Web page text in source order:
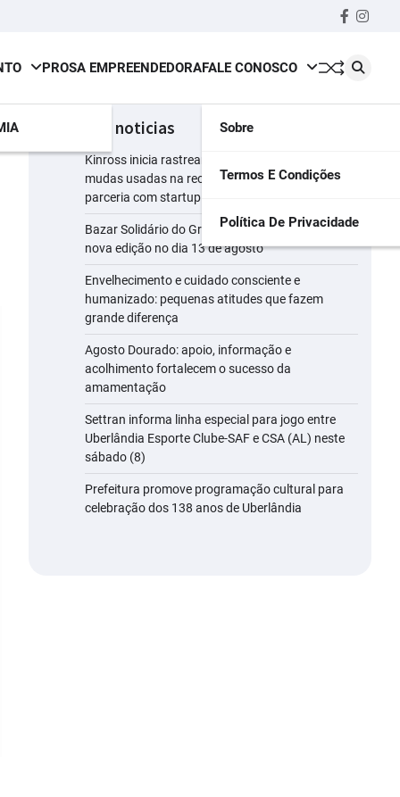
PROSA EMPREENDEDORAFALE CONOSCO
Sobre
Termos E Condições
Política De Privacidade
últimas noticias
Kinross inicia rastreamento digital de 10 mil
mudas usadas na recuperação ambiental, em
parceria com startup da Amazônia
Bazar Solidário do Grupo Luta Pela Vida tem
nova edição no dia 13 de agosto
Envelhecimento e cuidado consciente e
humanizado: pequenas atitudes que fazem
grande diferença
Agosto Dourado: apoio, informação e
acolhimento fortalecem o sucesso da
amamentação
Settran informa linha especial para jogo entre
Uberlândia Esporte Clube-SAF e CSA (AL) neste
sábado (8)
Prefeitura promove programação cultural para
celebração dos 138 anos de Uberlândia